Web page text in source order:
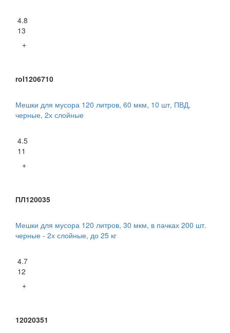
4.8
13
+
rol1206710
Мешки для мусора 120 литров, 60 мкм, 10 шт, ПВД,
черные, 2х слойные
4.5
11
+
ПЛ120035
Мешки для мусора 120 литров, 30 мкм, в пачках 200 шт.
черные - 2х слойные, до 25 кг
4.7
12
+
12020351